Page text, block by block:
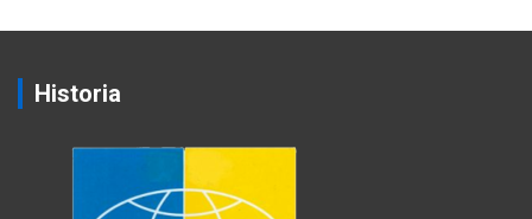
Historia